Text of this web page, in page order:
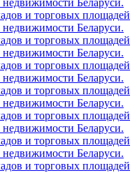
и торговых площадей
Беларуси.
и торговых площадей
Беларуси.
и торговых площадей
Беларуси.
и торговых площадей
Беларуси.
и торговых площадей
Беларуси.
и торговых площадей
Беларуси.
и торговых площадей